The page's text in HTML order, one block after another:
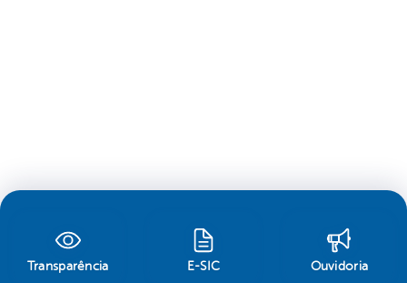
Transparência E-SIC Ouvidoria